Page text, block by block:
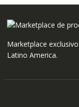
Marketplace
Latino America.